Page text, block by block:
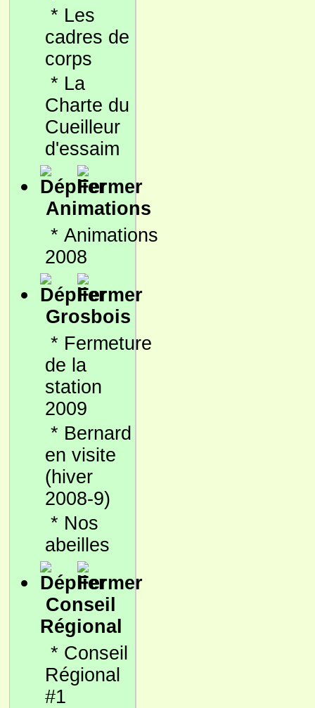
* Les
cadres de
corps
* La
Charte du
Cueilleur
d'essaim
Animations
* Animations
2008
Grosbois
* Fermeture
de la
station
2009
* Bernard
en visite
(hiver
2008-9)
* Nos
abeilles
Conseil
Régional
* Conseil
Régional
#1